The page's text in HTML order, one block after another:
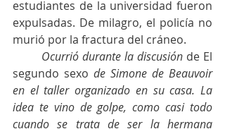
estudiantes de la universidad fueron
expulsadas. De milagro, el policía no
murió por la fractura del cráneo.
Ocurrió durante la discusión de El
segundo sexo de Simone de Beauvoir
en el taller organizado en su casa. La
idea te vino de golpe, como casi todo
cuando se trata de ser la hermana